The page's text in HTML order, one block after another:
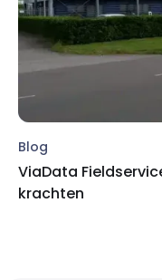
Blog
ViaData
krachten